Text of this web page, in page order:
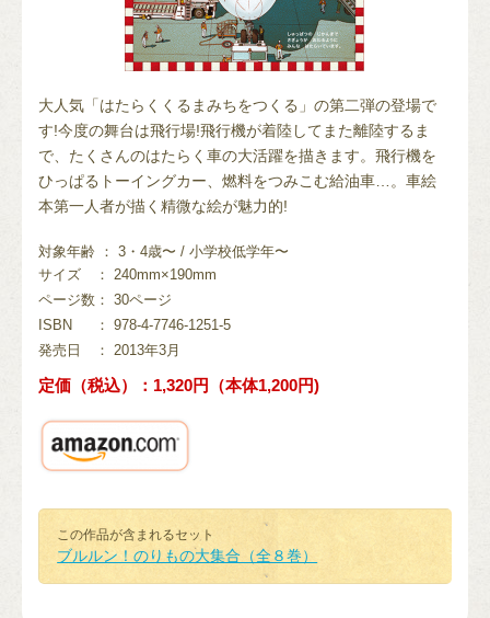
大人気「はたらくくるまみちをつくる」の第二弾の登場で
す!今度の舞台は飛行場!飛行機が着陸してまた離陸するま
で、たくさんのはたらく車の大活躍を描きます。飛行機を
ひっぱるトーイングカー、燃料をつみこむ給油車…。車絵
本第一人者が描く精微な絵が魅力的!
対象年齢 ： 3・4歳〜 / 小学校低学年〜
サイズ
： 240mm×190mm
ページ数 ： 30ページ
ISBN
： 978-4-7746-1251-5
発売日
： 2013年3月
定価（税込）：1,320円（本体1,200円)
この作品が含まれるセット
ブルルン！のりもの大集合（全８巻）